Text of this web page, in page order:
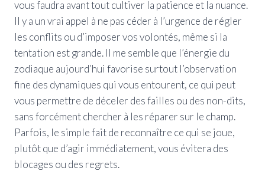
vous faudra avant tout cultiver la patience et la nuance.
Il y a un vrai appel à ne pas céder à l’urgence de régler
les conflits ou d’imposer vos volontés, même si la
tentation est grande. Il me semble que l’énergie du
zodiaque aujourd’hui favorise surtout l’observation
fine des dynamiques qui vous entourent, ce qui peut
vous permettre de déceler des failles ou des non-dits,
sans forcément chercher à les réparer sur le champ.
Parfois, le simple fait de reconnaître ce qui se joue,
plutôt que d’agir immédiatement, vous évitera des
blocages ou des regrets.